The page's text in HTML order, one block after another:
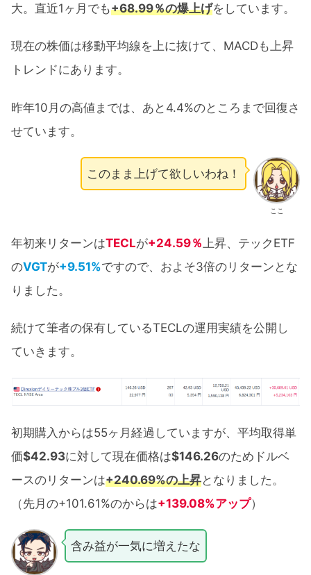
大。直近1ヶ月でも+68.99％の爆上げをしています。
現在の株価は移動平均線を上に抜けて、MACDも上昇
トレンドにあります。
昨年10月の高値までは、あと4.4%のところまで回復さ
せています。
ここ
このまま上げて欲しいわね！
年初来リターンはTECLが+24.59％ 上昇、テックETF
のVGTが+9.51%ですので、およそ3倍のリターンとな
りました。
続けて筆者の保有しているTECLの運用実績を公開し
ていきます。
初期購入からは55ヶ月経過していますが、平均取得単
価$42.93に対して現在価格は$146.26のためドルベ
ースのリターンは+240.69%の上昇となりました。
（先月の+101.61%のからは+139.08%アップ）
含み益が一気に増えたな